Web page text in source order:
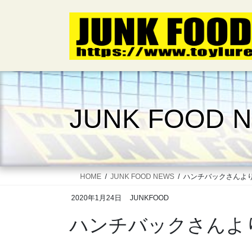
キ
に
JUNK FOOD
HOME JUNK FOOD NEWS ハンチバックさんよ
2020年1月24日 JUNKFOOD
ハンチバックさん